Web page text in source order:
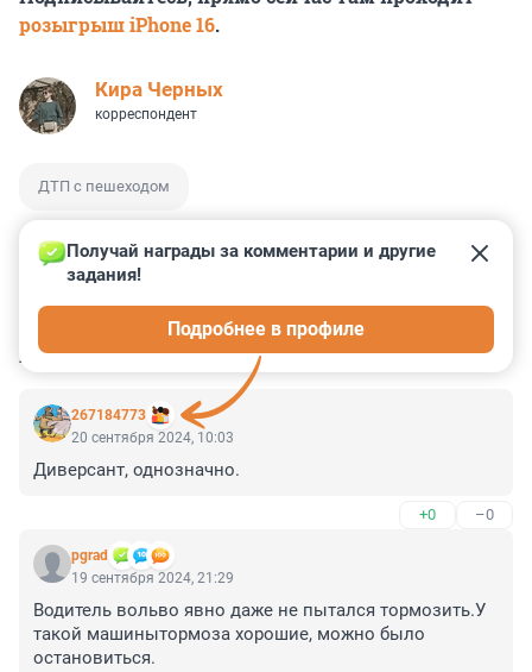
розыгрыш iPhone 16.
Кира Черных
корреспондент
ДТП с пешеходом
КОММЕНТАРИИ 42
267184773
Получай награды за комментарии и другие
задания!
Подробнее в профиле
20 сентября 2024, 10:03
Диверсант, однозначно.
+0 –0
pgrad
19 сентября 2024, 21:29
Водитель вольво явно даже не пытался тормозить.У
такой машинытормоза хорошие, можно было
остановиться.